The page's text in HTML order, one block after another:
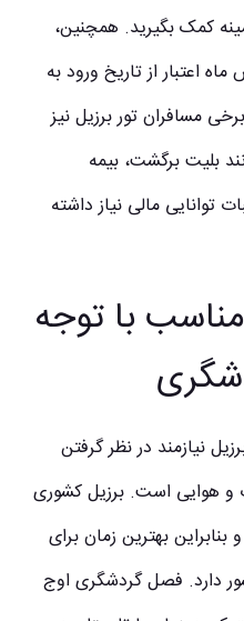
کمک بگیرید. همچنین،
اعتبار از تاریخ ورود به
مسافران تور برزیل نیز
بلیت برگشت، بیمه
توانایی مالی نیاز داشته
با توجه
نیازمند در نظر گرفتن
هوایی است. برزیل کشوری
بهترین زمان برای
دارد. فصل گردشگری اوج